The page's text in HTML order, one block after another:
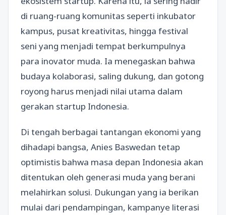
di ruang-ruang komunitas seperti inkubator
kampus, pusat kreativitas, hingga festival
seni yang menjadi tempat berkumpulnya
para inovator muda. Ia menegaskan bahwa
budaya kolaborasi, saling dukung, dan gotong
royong harus menjadi nilai utama dalam
gerakan startup Indonesia.
Di tengah berbagai tantangan ekonomi yang
dihadapi bangsa, Anies Baswedan tetap
optimistis bahwa masa depan Indonesia akan
ditentukan oleh generasi muda yang berani
melahirkan solusi. Dukungan yang ia berikan
mulai dari pendampingan, kampanye literasi